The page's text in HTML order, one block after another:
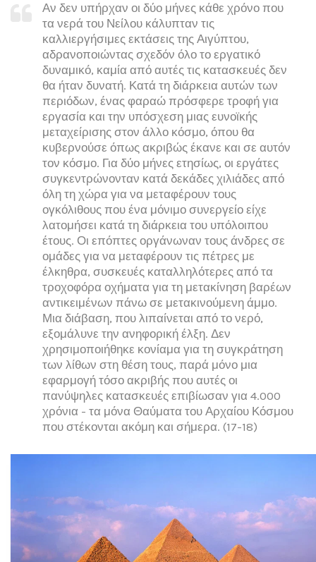
Αν δεν υπήρχαν οι δύο μήνες κάθε χρόνο που
τα νερά του Νείλου κάλυπταν τις
καλλιεργήσιμες εκτάσεις της Αιγύπτου,
αδρανοποιώντας σχεδόν όλο το εργατικό
δυναμικό, καμία από αυτές τις κατασκευές δεν
θα ήταν δυνατή. Κατά τη διάρκεια αυτών των
περιόδων, ένας φαραώ πρόσφερε τροφή για
εργασία και την υπόσχεση μιας ευνοϊκής
μεταχείρισης στον άλλο κόσμο, όπου θα
κυβερνούσε όπως ακριβώς έκανε και σε αυτόν
τον κόσμο. Για δύο μήνες ετησίως, οι εργάτες
συγκεντρώνονταν κατά δεκάδες χιλιάδες από
όλη τη χώρα για να μεταφέρουν τους
ογκόλιθους που ένα μόνιμο συνεργείο είχε
λατομήσει κατά τη διάρκεια του υπόλοιπου
έτους. Οι επόπτες οργάνωναν τους άνδρες σε
ομάδες για να μεταφέρουν τις πέτρες με
έλκηθρα, συσκευές καταλληλότερες από τα
τροχοφόρα οχήματα για τη μετακίνηση βαρέων
αντικειμένων πάνω σε μετακινούμενη άμμο.
Μια διάβαση, που λιπαίνεται από το νερό,
εξομάλυνε την ανηφορική έλξη. Δεν
χρησιμοποιήθηκε κονίαμα για τη συγκράτηση
των λίθων στη θέση τους, παρά μόνο μια
εφαρμογή τόσο ακριβής που αυτές οι
πανύψηλες κατασκευές επιβίωσαν για 4.000
χρόνια - τα μόνα Θαύματα του Αρχαίου Κόσμου
που στέκονται ακόμη και σήμερα. (17-18)